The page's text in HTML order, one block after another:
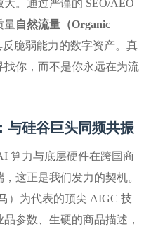
。通过严谨的 SEO/AEO
量自然流量（Organic
反脆弱能力的数字资产。真
你，而不是你永远在为流
硅谷巨头同频共振
算力与底层硬件在跨国商
这正是我们发力的契机。
）为代表的顶尖 AIGC 技
参数、生硬的商品描述，